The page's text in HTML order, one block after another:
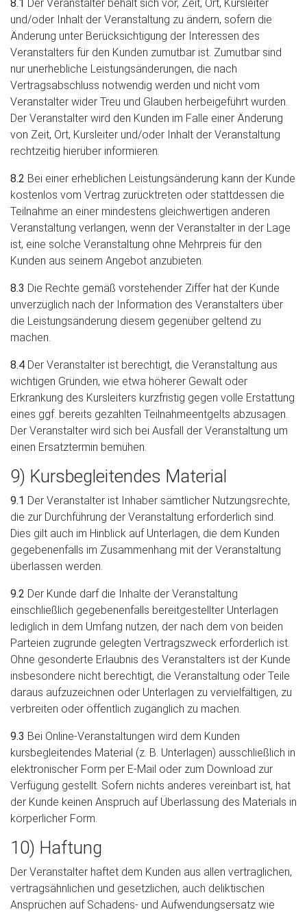
8.1 Der Veranstalter behält sich vor, Zeit, Ort, Kursleiter
und/oder Inhalt der Veranstaltung zu ändern, sofern die
Änderung unter Berücksichtigung der Interessen des
Veranstalters für den Kunden zumutbar ist. Zumutbar sind
nur unerhebliche Leistungsänderungen, die nach
Vertragsabschluss notwendig werden und nicht vom
Veranstalter wider Treu und Glauben herbeigeführt wurden.
Der Veranstalter wird den Kunden im Falle einer Änderung
von Zeit, Ort, Kursleiter und/oder Inhalt der Veranstaltung
rechtzeitig hierüber informieren.
8.2 Bei einer erheblichen Leistungsänderung kann der Kunde
kostenlos vom Vertrag zurücktreten oder stattdessen die
Teilnahme an einer mindestens gleichwertigen anderen
Veranstaltung verlangen, wenn der Veranstalter in der Lage
ist, eine solche Veranstaltung ohne Mehrpreis für den
Kunden aus seinem Angebot anzubieten.
8.3 Die Rechte gemäß vorstehender Ziffer hat der Kunde
unverzüglich nach der Information des Veranstalters über
die Leistungsänderung diesem gegenüber geltend zu
machen.
8.4 Der Veranstalter ist berechtigt, die Veranstaltung aus
wichtigen Gründen, wie etwa höherer Gewalt oder
Erkrankung des Kursleiters kurzfristig gegen volle Erstattung
eines ggf. bereits gezahlten Teilnahmeentgelts abzusagen.
Der Veranstalter wird sich bei Ausfall der Veranstaltung um
einen Ersatztermin bemühen.
9) Kursbegleitendes Material
9.1 Der Veranstalter ist Inhaber sämtlicher Nutzungsrechte,
die zur Durchführung der Veranstaltung erforderlich sind.
Dies gilt auch im Hinblick auf Unterlagen, die dem Kunden
gegebenenfalls im Zusammenhang mit der Veranstaltung
überlassen werden.
9.2 Der Kunde darf die Inhalte der Veranstaltung
einschließlich gegebenenfalls bereitgestellter Unterlagen
lediglich in dem Umfang nutzen, der nach dem von beiden
Parteien zugrunde gelegten Vertragszweck erforderlich ist.
Ohne gesonderte Erlaubnis des Veranstalters ist der Kunde
insbesondere nicht berechtigt, die Veranstaltung oder Teile
daraus aufzuzeichnen oder Unterlagen zu vervielfältigen, zu
verbreiten oder öffentlich zugänglich zu machen.
9.3 Bei Online-Veranstaltungen wird dem Kunden
kursbegleitendes Material (z. B. Unterlagen) ausschließlich in
elektronischer Form per E-Mail oder zum Download zur
Verfügung gestellt. Sofern nichts anderes vereinbart ist, hat
der Kunde keinen Anspruch auf Überlassung des Materials in
körperlicher Form.
10) Haftung
Der Veranstalter haftet dem Kunden aus allen vertraglichen,
vertragsähnlichen und gesetzlichen, auch deliktischen
Ansprüchen auf Schadens- und Aufwendungsersatz wie